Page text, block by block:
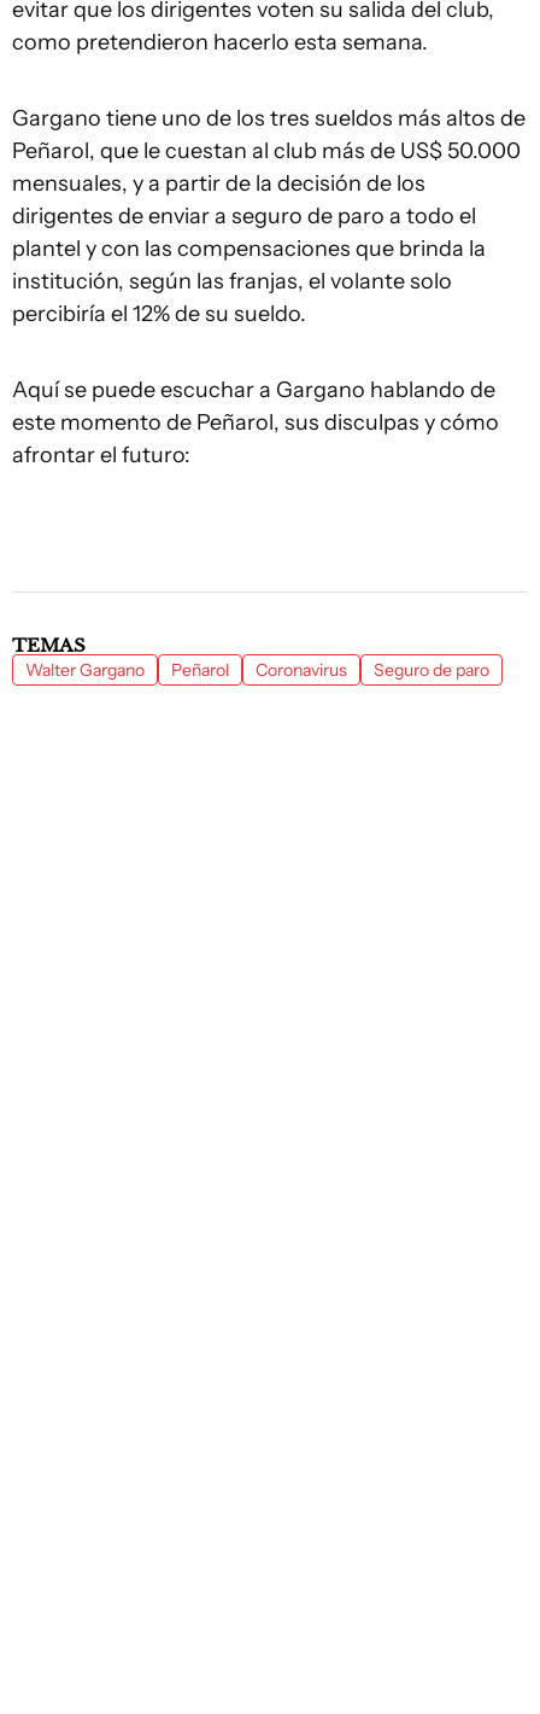
evitar que los dirigentes voten su salida del club,
como pretendieron hacerlo esta semana.
Gargano tiene uno de los tres sueldos más altos de
Peñarol, que le cuestan al club más de US$ 50.000
mensuales, y a partir de la decisión de los
dirigentes de enviar a seguro de paro a todo el
plantel y con las compensaciones que brinda la
institución, según las franjas, el volante solo
percibiría el 12% de su sueldo.
Aquí se puede escuchar a Gargano hablando de
este momento de Peñarol, sus disculpas y cómo
afrontar el futuro:
TEMAS
Walter Gargano Peñarol Coronavirus Seguro de paro